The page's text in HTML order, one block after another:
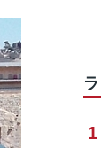
1